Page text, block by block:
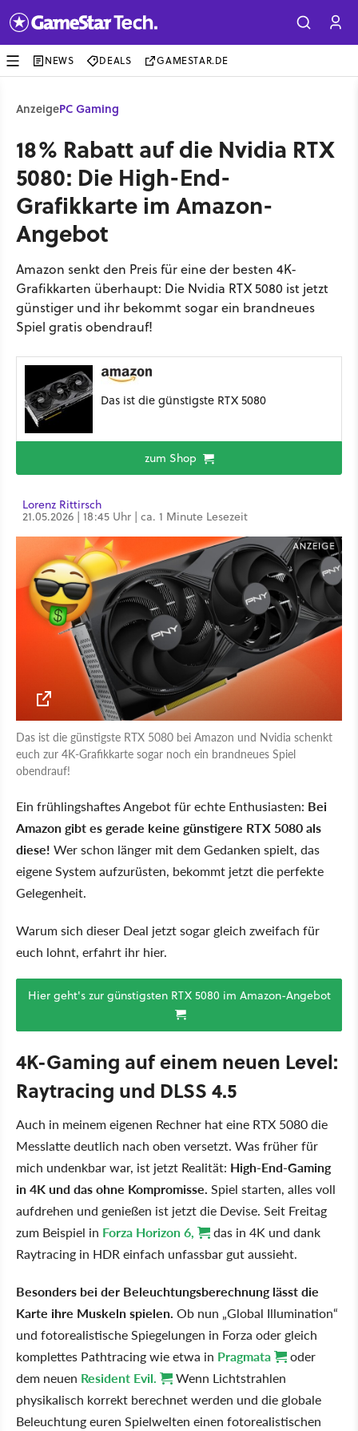
NEWS DEALS GAMESTAR.DE
AnzeigePC Gaming
18% Rabatt auf die Nvidia RTX
5080: Die High-End-
Grafikkarte im Amazon-
Angebot
Amazon senkt den Preis für eine der besten 4K-
Grafikkarten überhaupt: Die Nvidia RTX 5080 ist jetzt
günstiger und ihr bekommt sogar ein brandneues
Spiel gratis obendrauf!
Das ist die günstigste RTX 5080
zum Shop
Lorenz Rittirsch
21.05.2026 | 18:45 Uhr | ca. 1 Minute Lesezeit
Das ist die günstigste RTX 5080 bei Amazon und Nvidia schenkt
euch zur 4K-Grafikkarte sogar noch ein brandneues Spiel
obendrauf!
Ein frühlingshaftes Angebot für echte Enthusiasten: Bei
Amazon gibt es gerade keine günstigere RTX 5080 als
diese! Wer schon länger mit dem Gedanken spielt, das
eigene System aufzurüsten, bekommt jetzt die perfekte
Gelegenheit.
Warum sich dieser Deal jetzt sogar gleich zweifach für
euch lohnt, erfahrt ihr hier.
Hier geht's zur günstigsten RTX 5080 im Amazon-Angebot
4K-Gaming auf einem neuen Level:
Raytracing und DLSS 4.5
Auch in meinem eigenen Rechner hat eine RTX 5080 die
Messlatte deutlich nach oben versetzt. Was früher für
mich undenkbar war, ist jetzt Realität: High-End-Gaming
in 4K und das ohne Kompromisse. Spiel starten, alles voll
aufdrehen und genießen ist jetzt die Devise. Seit Freitag
zum Beispiel in Forza Horizon 6,
das in 4K und dank
Raytracing in HDR einfach unfassbar gut aussieht.
Besonders bei der Beleuchtungsberechnung lässt die
Karte ihre Muskeln spielen. Ob nun „Global Illumination“
und fotorealistische Spiegelungen in Forza oder gleich
komplettes Pathtracing wie etwa in Pragmata
oder
dem neuen Resident Evil.
Wenn Lichtstrahlen
physikalisch korrekt berechnet werden und die globale
Beleuchtung euren Spielwelten einen fotorealistischen